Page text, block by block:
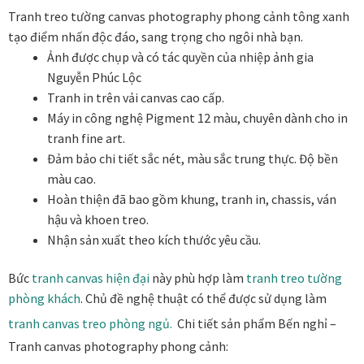
Các dòng giấy in Giclee
Catalogue
Catalogue Bộ Sưu Tập Mã Vương
Câu hỏi thường gặp khi mua tranh tại Mia Home
Dây treo Tết Bính Ngọ 2026
Đóng khung tranh theo yêu cầu
Đóng khung tranh thảm Dubai
Đóng khung ảnh
Tranh treo tường canvas photography phong cảnh tông xanh
tạo điểm nhấn độc đáo, sang trọng cho ngôi nhà bạn.
Ảnh được chụp và có tác quyền của nhiệp ảnh gia
Nguyễn Phúc Lộc
Tranh in trên vải canvas cao cấp.
Máy in công nghệ Pigment 12 màu, chuyên dành cho in
tranh fine art.
Đảm bảo chi tiết sắc nét, màu sắc trung thực. Độ bền
màu cao.
Hoàn thiện đã bao gồm khung, tranh in, chassis, ván
hậu và khoen treo.
Nhận sản xuất theo kích thước yêu cầu.
Bức tranh canvas hiện đại này phù hợp làm tranh treo tường
phòng khách. Chủ đề nghệ thuật có thể được sử dụng làm
tranh canvas treo phòng ngủ. Chi tiết sản phẩm Bến nghỉ –
Tranh canvas photography phong cảnh: